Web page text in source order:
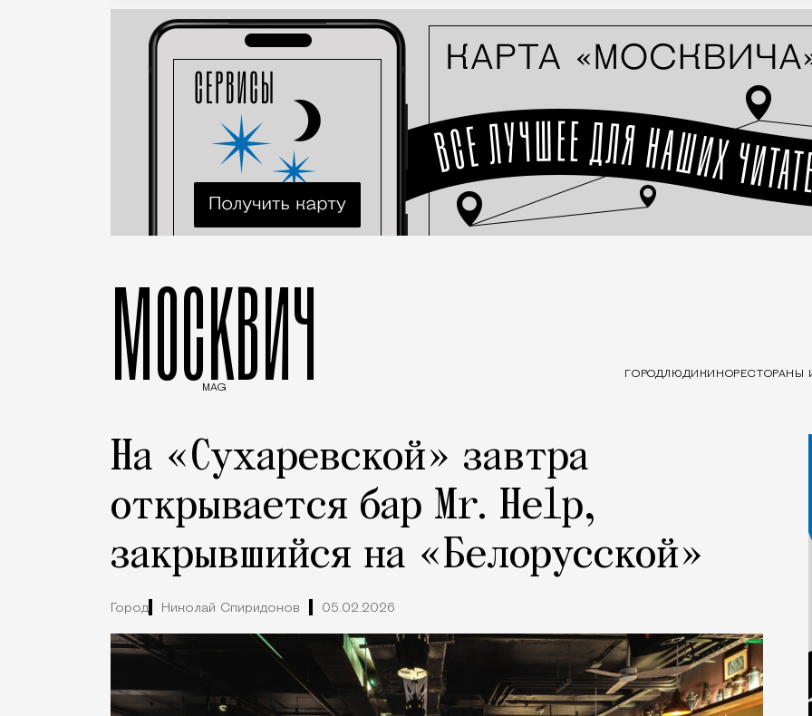
МОСКВИЧ
MAG
ГОРОДЛЮДИ КИНОРЕСТОРАНЫ
На «Сухаревской» завтра
открывается бар Mr. Help,
закрывшийся на «Белорусской»
Город Николай Спиридонов 05.02.2026